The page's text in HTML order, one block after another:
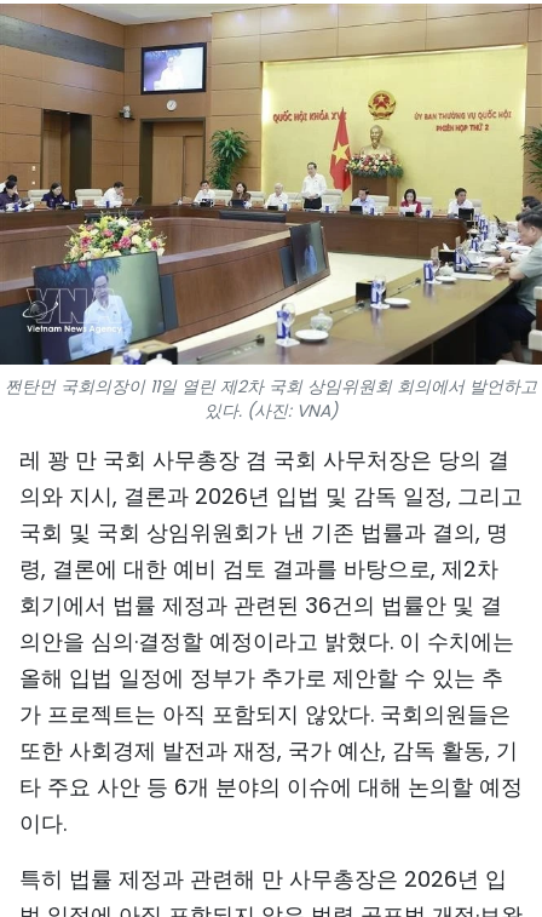
환경
문화
스포츠
과학기술
여행
세계
사진
인포그래픽
메가스토리
회사 소개
TIẾNG VIỆT
ENGLISH
中文
쩐탄먼 국회의장이 11일 열린 제2차 국회 상임위원회 회의에서 발언하고
있다. (사진: VNA)
레 꽝 만 국회 사무총장 겸 국회 사무처장은 당의 결
의와 지시, 결론과 2026년 입법 및 감독 일정, 그리고
국회 및 국회 상임위원회가 낸 기존 법률과 결의, 명
령, 결론에 대한 예비 검토 결과를 바탕으로, 제2차
회기에서 법률 제정과 관련된 36건의 법률안 및 결
의안을 심의·결정할 예정이라고 밝혔다. 이 수치에는
올해 입법 일정에 정부가 추가로 제안할 수 있는 추
가 프로젝트는 아직 포함되지 않았다. 국회의원들은
또한 사회경제 발전과 재정, 국가 예산, 감독 활동, 기
타 주요 사안 등 6개 분야의 이슈에 대해 논의할 예정
이다.
특히 법률 제정과 관련해 만 사무총장은 2026년 입